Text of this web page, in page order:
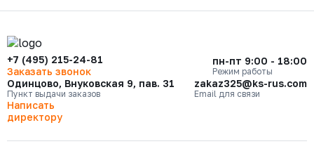
+7 (495) 215-24-81
Заказать звонок
пн-пт 9:00 - 18:00
Режим работы
Одинцово, Внуковская 9, пав. 31
Пункт выдачи заказов
zakaz325@ks-rus.com
Email для связи
Написать
директору